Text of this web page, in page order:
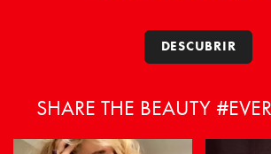
DESCUBRIR
SHARE THE BEAUTY